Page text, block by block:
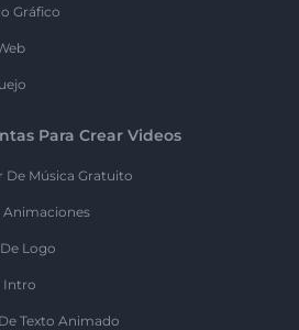
Gráfico
Para Crear Videos
De Música Gratuito
Animaciones
Logo
Intro
Texto Animado